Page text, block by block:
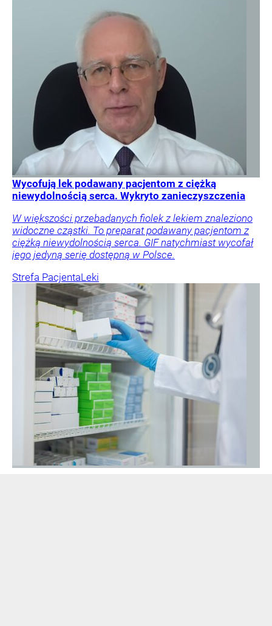
Wycofują lek podawany pacjentom z ciężką
niewydolnością serca. Wykryto zanieczyszczenia
W większości przebadanych fiolek z lekiem znaleziono
widoczne cząstki. To preparat podawany pacjentom z
ciężką niewydolnością serca. GIF natychmiast wycofał
jego jedyną serię dostępną w Polsce.
Strefa PacjentaLeki